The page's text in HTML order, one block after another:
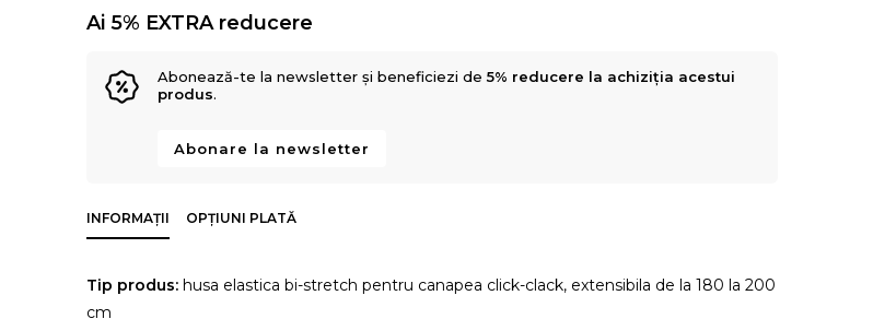
Ai 5% EXTRA reducere
Abonează-te la newsletter și beneficiezi de5% reducere la achiziția acestui
produs.
Abonare la newsletter
INFORMAȚII OPȚIUNI PLATĂ
Tip produs: husa elastica bi-stretch pentru canapea click-clack, extensibila de la 180 la 200
cm